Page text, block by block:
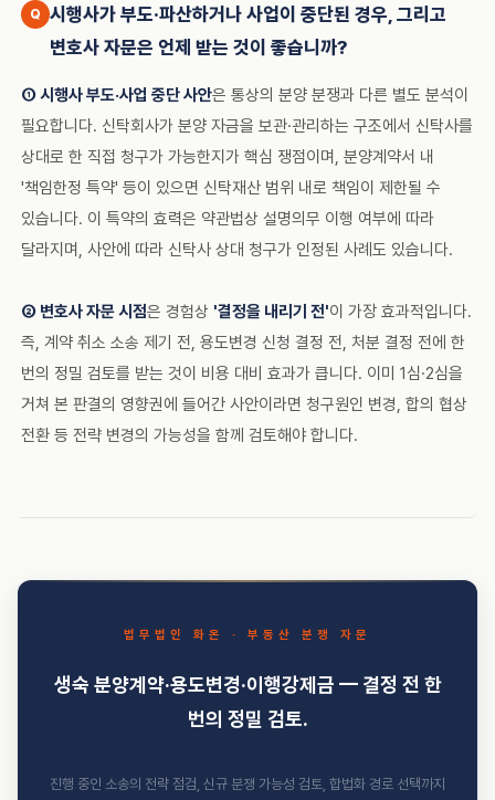
시행사가 부도·파산하거나 사업이 중단된 경우, 그리고
변호사 자문은 언제 받는 것이 좋습니까?
① 시행사 부도·사업 중단 사안은 통상의 분양 분쟁과 다른 별도 분석이
필요합니다. 신탁회사가 분양 자금을 보관·관리하는 구조에서 신탁사를
상대로 한 직접 청구가 가능한지가 핵심 쟁점이며, 분양계약서 내
'책임한정 특약' 등이 있으면 신탁재산 범위 내로 책임이 제한될 수
있습니다. 이 특약의 효력은 약관법상 설명의무 이행 여부에 따라
달라지며, 사안에 따라 신탁사 상대 청구가 인정된 사례도 있습니다.
② 변호사 자문 시점은 경험상 '결정을 내리기 전'이 가장 효과적입니다.
즉, 계약 취소 소송 제기 전, 용도변경 신청 결정 전, 처분 결정 전에 한
번의 정밀 검토를 받는 것이 비용 대비 효과가 큽니다. 이미 1심·2심을
거쳐 본 판결의 영향권에 들어간 사안이라면 청구원인 변경, 합의 협상
전환 등 전략 변경의 가능성을 함께 검토해야 합니다.
법무법인 화온 · 부동산 분쟁 자문
생숙 분양계약·용도변경·이행강제금 — 결정 전 한
번의 정밀 검토.
진행 중인 소송의 전략 점검, 신규 분쟁 가능성 검토, 합법화 경로 선택까지